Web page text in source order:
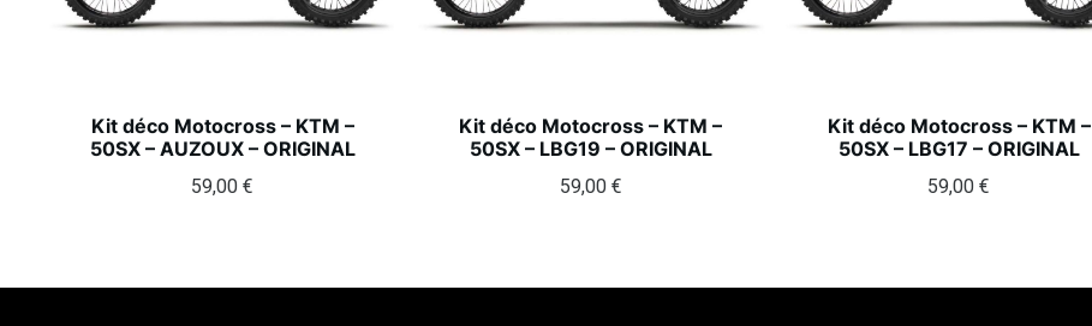
Kit déco Motocross – KTM –
50SX – AUZOUX – ORIGINAL
59,00€
Kit déco Motocross – KTM –
50SX – LBG19 – ORIGINAL
59,00 €
Kit déco Motocross – KTM –
50SX – LBG17 – ORIGINAL
59,00€